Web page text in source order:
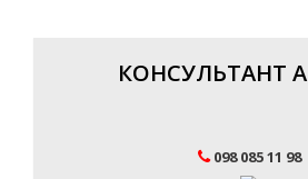
КОНСУЛЬТАНТ
098 085 11 98